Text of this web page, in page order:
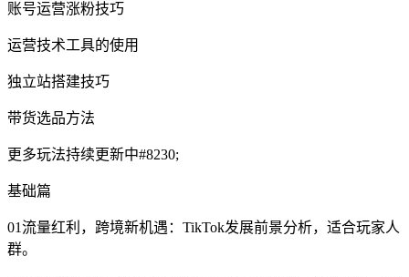
账号运营涨粉技巧
运营技术工具的使用
独立站搭建技巧
带货选品方法
更多玩法持续更新中#8230;
基础篇
01流量红利，跨境新机遇：TikTok发展前景分析，适合玩家人
群。